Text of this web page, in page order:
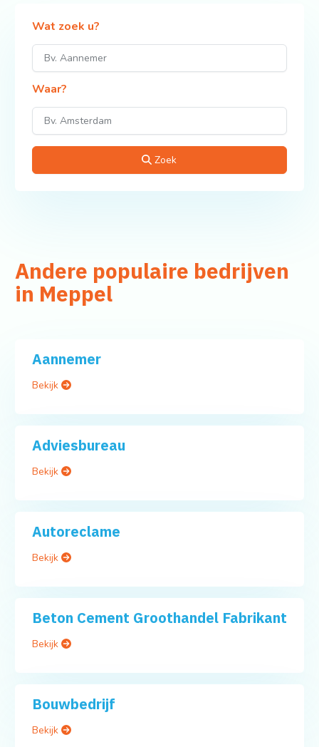
Wat zoek u?
Waar?
Zoek
Andere populaire bedrijven
in Meppel
Aannemer
Bekijk
Adviesbureau
Bekijk
Autoreclame
Bekijk
Beton Cement Groothandel Fabrikant
Bekijk
Bouwbedrijf
Bekijk